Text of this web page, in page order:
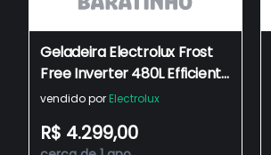
Geladeira Electrolux Frost
Free Inverter 480L Efficient
com AutoSense SmartBivolt
(IT70B)
vendido por Electrolux
R$ 4.299,00